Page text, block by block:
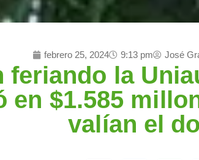
febrero 25, 2024 9:13 pm José
feriando la
en $1.585
valían el